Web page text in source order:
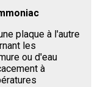
plaque à l'autre
les
ou d'eau
à